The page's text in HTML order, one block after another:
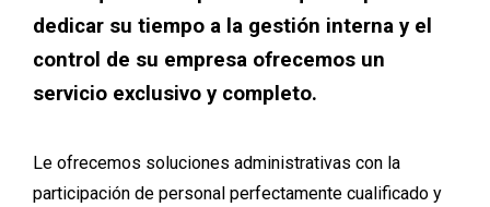
dedicar su tiempo a la gestión interna y el
control de su empresa ofrecemos un
servicio exclusivo y completo.
Le ofrecemos soluciones administrativas con la
participación de personal perfectamente cualificado y